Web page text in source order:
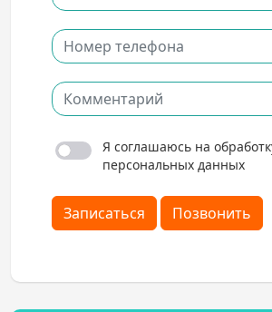
Я соглашаюсь на
персональных данных
Записаться Позвонить